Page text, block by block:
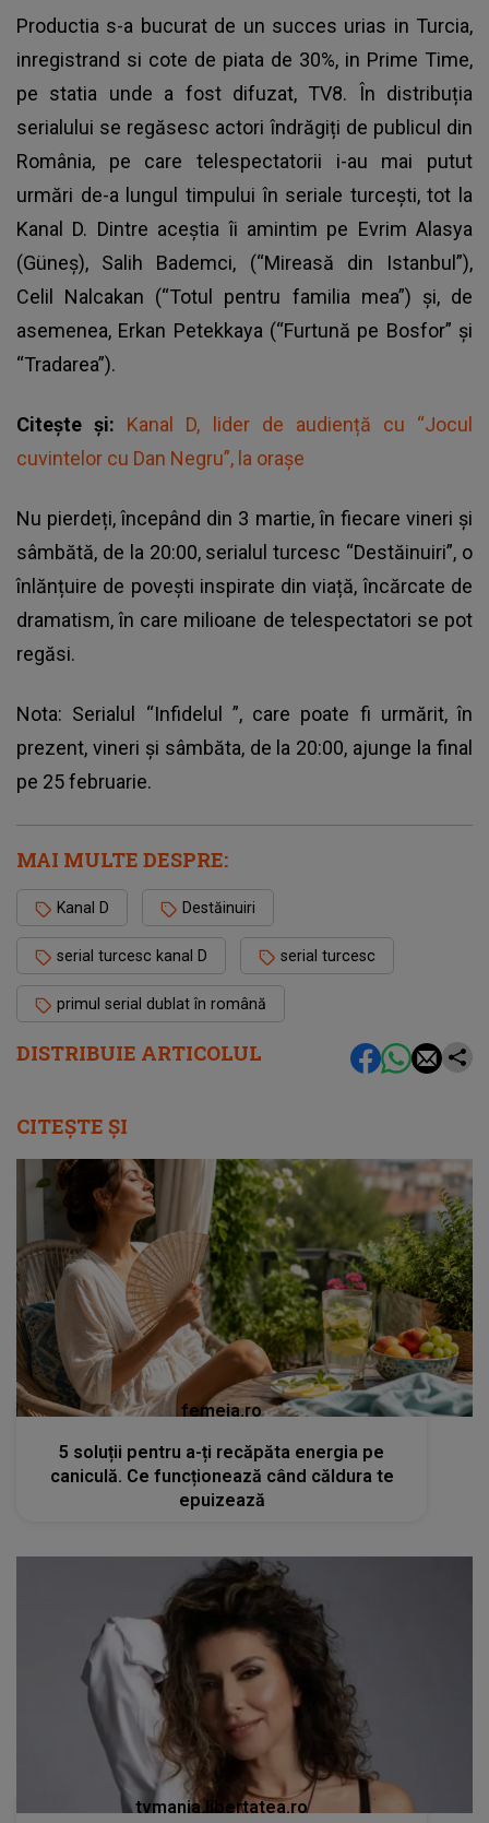
DISTRIBUIE ARTICOLUL
Productia s-a bucurat de un succes urias in Turcia,
inregistrand si cote de piata de 30%, in Prime Time,
pe statia unde a fost difuzat, TV8. În distribuția
serialului se regăsesc actori îndrăgiți de publicul din
România, pe care telespectatorii i-au mai putut
urmări de-a lungul timpului în seriale turcești, tot la
Kanal D. Dintre aceștia îi amintim pe Evrim Alasya
(Güneş), Salih Bademci, (“Mireasă din Istanbul”),
Celil Nalcakan (“Totul pentru familia mea”) și, de
asemenea, Erkan Petekkaya (“Furtună pe Bosfor” şi
“Tradarea”).
Citește și: Kanal D, lider de audiență cu “Jocul
cuvintelor cu Dan Negru”, la orașe
Nu pierdeți, începând din 3 martie, în fiecare vineri și
sâmbătă, de la 20:00, serialul turcesc “Destăinuiri”, o
înlănțuire de povești inspirate din viață, încărcate de
dramatism, în care milioane de telespectatori se pot
regăsi.
Nota: Serialul “Infidelul
”, care poate fi urmărit, în
prezent, vineri şi sâmbăta, de la 20:00, ajunge la final
pe 25 februarie.
MAI MULTE DESPRE:
Kanal D Destăinuiri
serial turcesc kanal D serial turcesc
primul serial dublat în română
CITEȘTE ȘI
femeia.ro
5 soluții pentru a-ți recăpăta energia pe
caniculă. Ce funcționează când căldura te
epuizează
tvmania.libertatea.ro